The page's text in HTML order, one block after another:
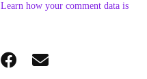
Learn how your comment data is